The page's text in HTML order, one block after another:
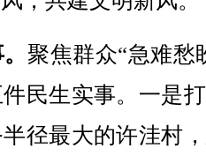
聚焦群众“急难愁
民生实事。一是
径最大的许洼村